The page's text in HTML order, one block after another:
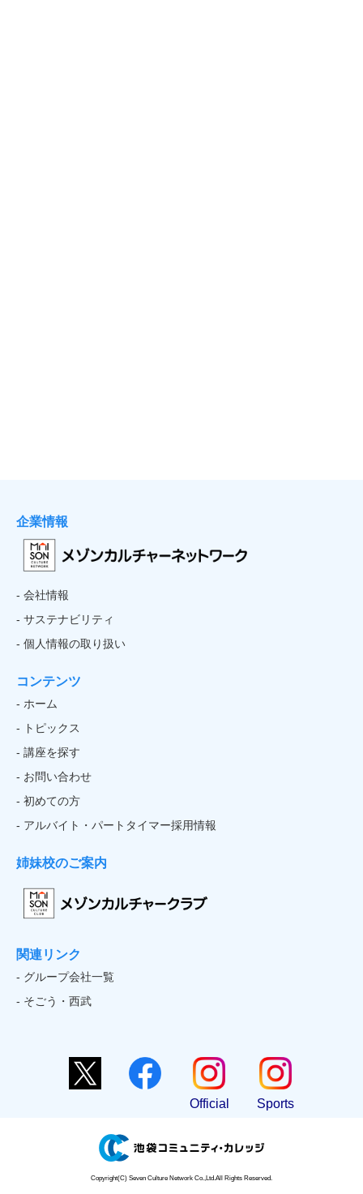
企業情報
- 会社情報
- サステナビリティ
- 個人情報の取り扱い
コンテンツ
- ホーム
- トピックス
- 講座を探す
- お問い合わせ
- 初めての方
- アルバイト・パートタイマー採用情報
姉妹校のご案内
関連リンク
- グループ会社一覧
- そごう・西武
Official Sports
Copyright(C) Seven Culture Network Co.,Ltd.All Rights Reserved.